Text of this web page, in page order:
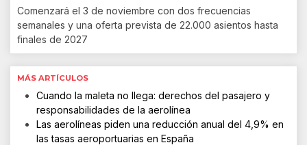
Comenzará el 3 de noviembre con dos frecuencias
semanales y una oferta prevista de 22.000 asientos hasta
finales de 2027
MÁS ARTÍCULOS
Cuando la maleta no llega: derechos del pasajero y
responsabilidades de la aerolínea
Las aerolíneas piden una reducción anual del 4,9% en
las tasas aeroportuarias en España